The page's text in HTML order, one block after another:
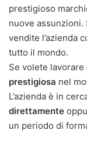
prestigioso
nuove assunzioni.
vendite l’azienda
tutto il mondo.
Se volete lavorare
prestigiosa nel
L’azienda è in
direttamente
un periodo di